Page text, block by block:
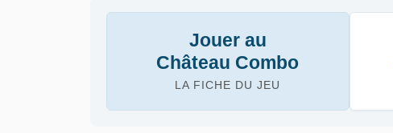
Jouer au
Château Combo
LA FICHE DU JEU